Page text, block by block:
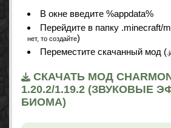
В окне введите %appdata%
Перейдите в папку .minecraft/
нет, то создайте)
Переместите скачанный мод (
СКАЧАТЬ МОД
1.20.2/1.19.2 (ЗВУКОВЫЕ
БИОМА)